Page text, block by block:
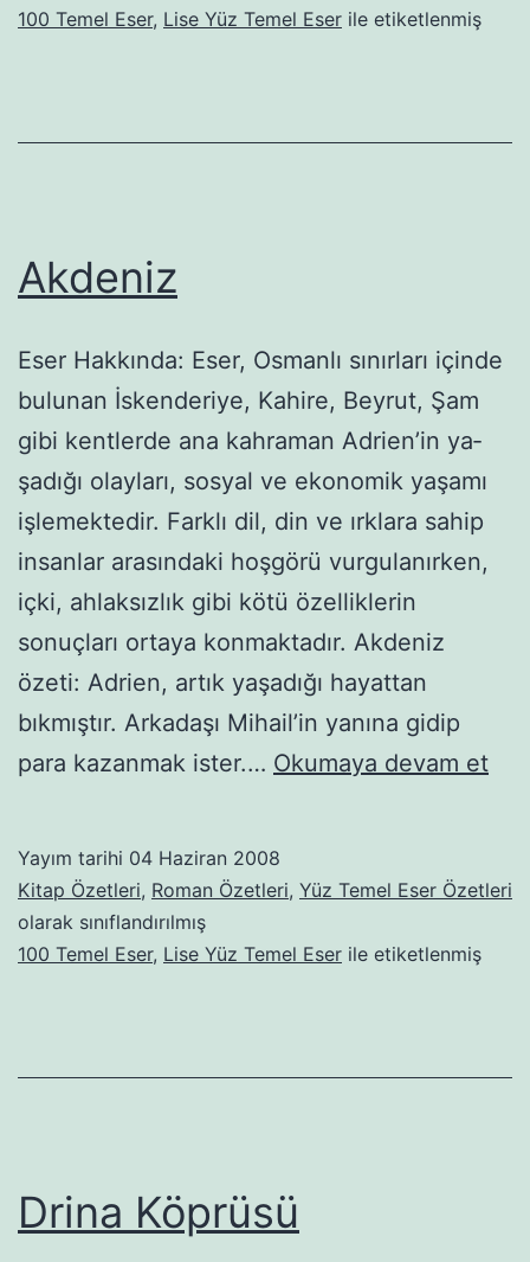
100 Temel Eser, Lise Yüz Temel Eser ile etiketlenmiş
Akdeniz
Eser Hakkında: Eser, Osmanlı sınırları içinde
bulunan İskenderiye, Kahi­re, Beyrut, Şam
gibi kentlerde ana kahraman Adrien’in ya­
şadığı olayları, sosyal ve ekonomik yaşamı
işlemektedir. Farklı dil, din ve ırklara sahip
insanlar arasındaki hoşgörü vurgulanırken,
içki, ahlaksızlık gibi kötü özelliklerin
sonuçları ortaya konmaktadır. Akdeniz
özeti: Adrien, artık yaşadığı hayattan
bıkmıştır. Arkadaşı Miha­il’in yanına gidip
para kazanmak ister.… Okumaya devam et
Yayım tarihi 04 Haziran 2008
Kitap Özetleri, Roman Özetleri, Yüz Temel Eser Özetleri
olarak sınıflandırılmış
100 Temel Eser, Lise Yüz Temel Eser ile etiketlenmiş
Drina Köprüsü